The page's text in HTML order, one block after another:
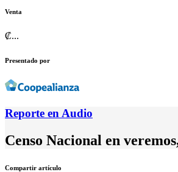
Venta
₡...
Presentado por
Reporte en Audio
Censo Nacional en
Compartir artículo